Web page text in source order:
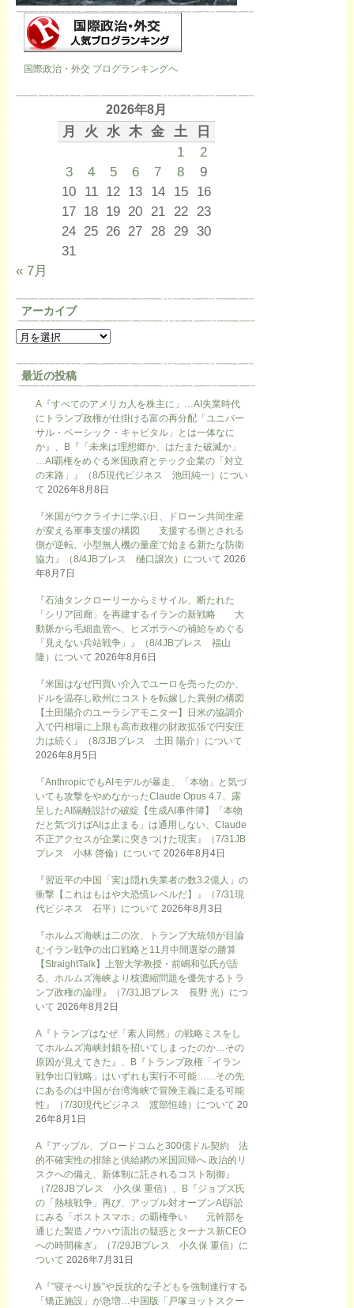
国際政治・外交 ブログランキングへ
2026年8月
月 火 水 木 金 土
日
1
2
3
4 5 6 7 8
9
10 11 12 13 14 15
16
17 18 19 20 21 22
23
24 25 26 27 28 29 30
31
« 7月
アーカイブ
最近の投稿
A『すべてのアメリカ人を株主に」…AI失業時代
にトランプ政権が仕掛ける富の再分配「ユニバー
サル・ベーシック・キャピタル」とは一体なに
か』、B『「未来は理想郷か、はたまた破滅か」
…AI覇権をめぐる米国政府とテック企業の「対立
の末路」』（8/5現代ビジネス 池田純一）につい
て 2026年8月8日
『米国がウクライナに学ぶ日、ドローン共同生産
が変える軍事支援の構図 支援する側とされる
側が逆転、小型無人機の量産で始まる新たな防衛
協力』（8/4JBプレス 樋口譲次）について 2026
年8月7日
『石油タンクローリーからミサイル、断たれた
「シリア回廊」を再建するイランの新戦略 大
動脈から毛細血管へ、ヒズボラへの補給をめぐる
「見えない兵站戦争」』（8/4JBプレス 福山
隆）について 2026年8月6日
『米国はなぜ円買い介入でユーロを売ったのか、
ドルを温存し欧州にコストを転嫁した異例の構図
【土田陽介のユーラシアモニター】日米の協調介
入で円相場に上限も高市政権の財政拡張で円安圧
力は続く』（8/3JBプレス 土田 陽介）について
2026年8月5日
『AnthropicでもAIモデルが暴走、「本物」と気づ
いても攻撃をやめなかったClaude Opus 4.7、露
呈したAI隔離設計の破綻【生成AI事件簿】「本物
だと気づけばAIは止まる」は通用しない、Claude
不正アクセスが企業に突きつけた現実』（7/31JB
プレス 小林 啓倫）について 2026年8月4日
『習近平の中国「実は隠れ失業者の数3.2億人」の
衝撃【これはもはや大恐慌レベルだ】』（7/31現
代ビジネス 石平）について 2026年8月3日
『ホルムズ海峡は二の次、トランプ大統領が目論
むイラン戦争の出口戦略と11月中間選挙の勝算
【StraightTalk】上智大学教授・前嶋和弘氏が語
る、ホルムズ海峡より核濃縮問題を優先するトラ
ンプ政権の論理』（7/31JBプレス 長野 光）につ
いて 2026年8月2日
A『トランプはなぜ「素人同然」の戦略ミスをし
てホルムズ海峡封鎖を招いてしまったのか…その
原因が見えてきた』、B『トランプ政権「イラン
戦争出口戦略」はいずれも実行不可能……その先
にあるのは中国が台湾海峡で冒険主義に走る可能
性』（7/30現代ビジネス 渡部恒雄）について 20
26年8月1日
A『アップル、ブロードコムと300億ドル契約 法
的不確実性の排除と供給網の米国回帰へ 政治的リ
スクへの備え、新体制に託されるコスト制御』
（7/28JBプレス 小久保 重信）、B『ジョブズ氏
の「熱核戦争」再び、アップル対オープンAI訴訟
にみる「ポストスマホ」の覇権争い 元幹部を
通じた製造ノウハウ流出の疑惑とターナス新CEO
への時間稼ぎ』（7/29JBプレス 小久保 重信）に
ついて 2026年7月31日
A『”寝そべり族”や反抗的な子どもを強制連行する
「矯正施設」が急増…中国版「戸塚ヨットスクー